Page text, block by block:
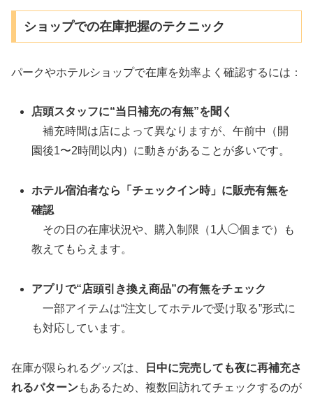
ショップでの在庫把握のテクニック
パークやホテルショップで在庫を効率よく確認するには：
店頭スタッフに“当日補充の有無”を聞く
補充時間は店によって異なりますが、午前中（開
園後1〜2時間以内）に動きがあることが多いです。
ホテル宿泊者なら「チェックイン時」に販売有無を
確認
その日の在庫状況や、購入制限（1人◯個まで）も
教えてもらえます。
アプリで“店頭引き換え商品”の有無をチェック
一部アイテムは“注文してホテルで受け取る”形式に
も対応しています。
在庫が限られるグッズは、
日中に完売しても夜に再補充さ
れるパターンもあるため、複数回訪れてチェックするのが